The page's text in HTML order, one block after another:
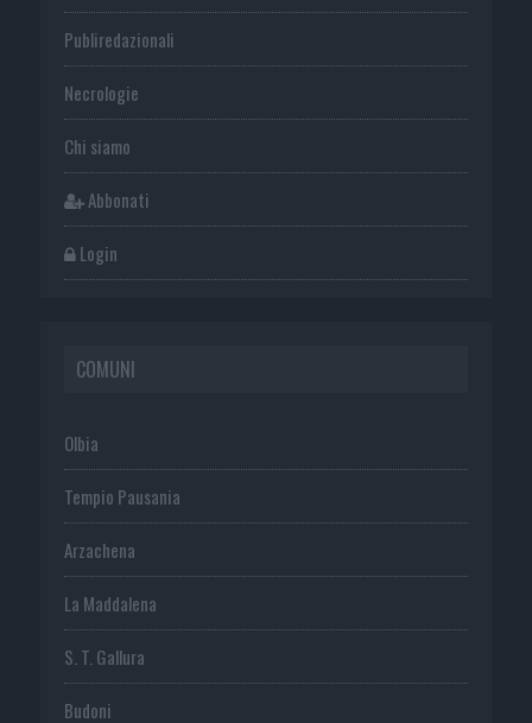
Publiredazionali
Necrologie
Chi siamo
Abbonati
Login
COMUNI
Olbia
Tempio Pausania
Arzachena
La Maddalena
S. T. Gallura
Budoni